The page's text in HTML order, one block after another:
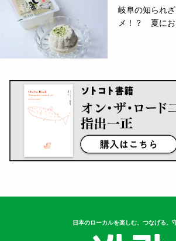
岐阜の知られ
メ！？ 夏にお
日本のローカルを楽しむ、つなげる、守